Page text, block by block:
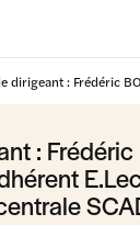
: Frédéric